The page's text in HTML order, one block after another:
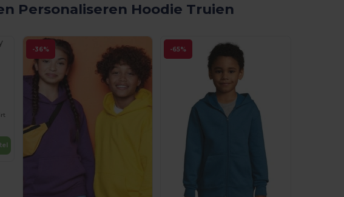
Personaliseren Hoodie Truien
-36% -65%